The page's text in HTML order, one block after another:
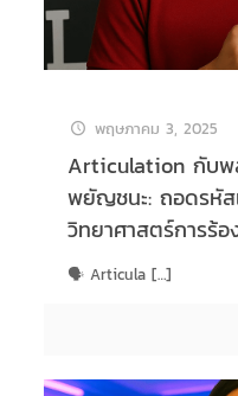
พฤษภาคม 3, 2025
Articulation กับพ
พยัญชนะ: ถอดรหัส
วิทยาศาสตร์การร้อ
🗣️ Articula[…]